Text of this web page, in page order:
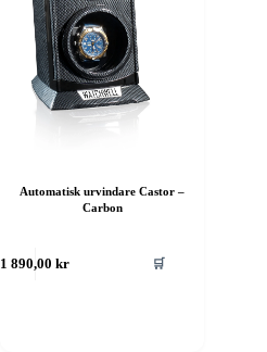
Automatisk urvindare Castor –
Carbon
1 890,00kr 🛒